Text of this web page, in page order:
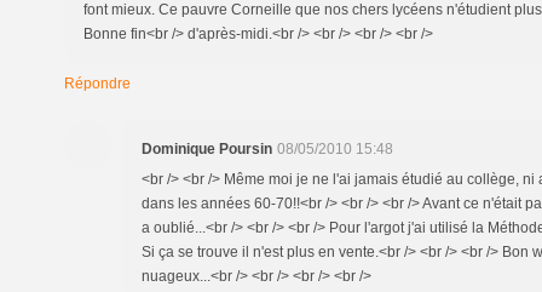
font mieux. Ce pauvre Corneille que nos chers lycéens n'étudient
Bonne fin<br /> d'après-midi.<br /> <br /> <br /> <br />
Répondre
Dominique Poursin 08/05/2010 15:48
<br /> <br /> Même moi je ne l'ai jamais étudié au collège, ni
dans les années 60-70!!<br /> <br /> <br /> Avant ce n'était
a oublié...<br /> <br /> <br /> Pour l'argot j'ai utilisé la
Si ça se trouve il n'est plus en vente.<br /> <br /> <br /> Bon
nuageux...<br /> <br /> <br /> <br />